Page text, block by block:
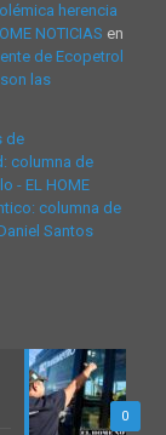
herencia
NOTICIAS en
de Ecopetrol
las
de
columna de
- EL HOME
columna de
Santos
0